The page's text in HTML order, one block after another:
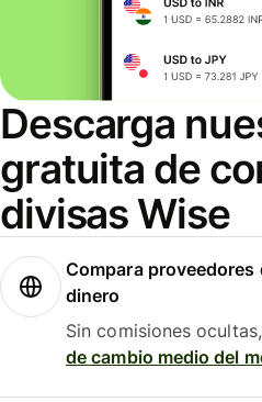
Descarga
gratuita de
divisas Wise
Compara
dinero
Sin comisiones
de cambio medio del